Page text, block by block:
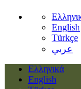
English
Türkçe
عربي
Ελληνικά
English